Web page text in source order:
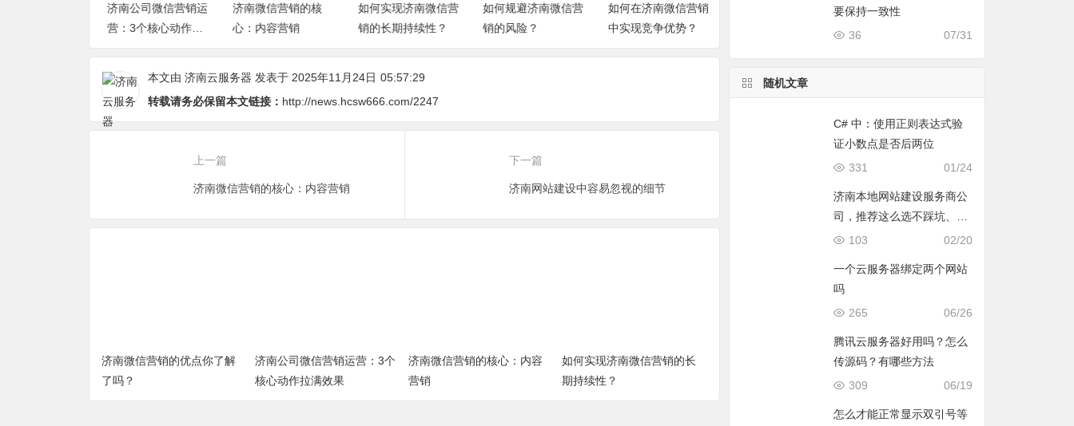
济南公司微信营销运
营：3个核心动作拉
满效果
济南微信营销的核
心：内容营销
如何实现济南微信营
销的长期持续性？
如何规避济南微信营
销的风险？
如何在济南微信营销
中实现竞争优势？
微信小程序可以在电
本文由 济南云服务器 发表于 2025年11月24日 05:57:29
转载请务必保留本文链接： http://news.hcsw666.com/2247
上一篇
济南微信营销的核心：内容营销
下一篇
济南网站建设中容易忽视的细节
济南微信营销的优点你了解
了吗？
济南公司微信营销运营：3个
核心动作拉满效果
济南微信营销的核心：内容
营销
如何实现济南微信营销的长
期持续性？
要保持一致性
07/31
36
随机文章
C# 中：使用正则表达式验
证小数点是否后两位
01/24
331
济南本地网站建设服务商公
司，推荐这么选不踩坑、更
省心
02/20
103
一个云服务器绑定两个网站
吗
06/26
265
腾讯云服务器好用吗？怎么
传源码？有哪些方法
06/19
309
怎么才能正常显示双引号等